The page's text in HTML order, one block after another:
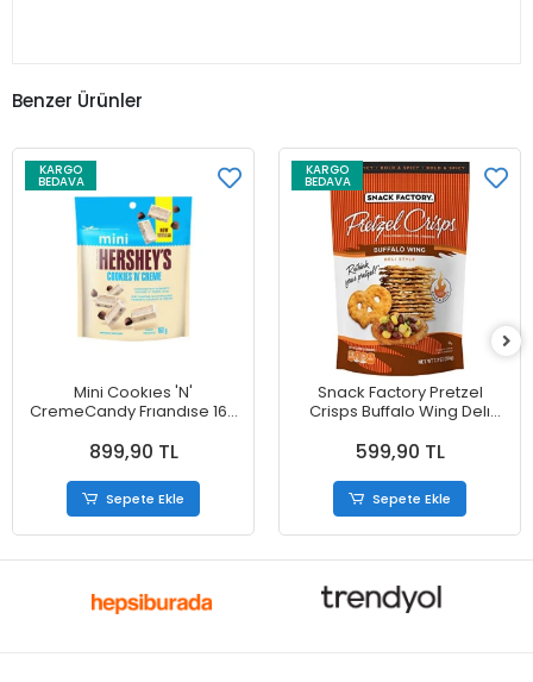
Benzer Ürünler
KARGO
BEDAVA
Mini Cookıes 'N'
CremeCandy Frıandıse 160
899,90 TL
Sepete Ekle
KARGO
BEDAVA
Snack Factory Pretzel
Crisps Buffalo Wing Delı
599,90 TL
Sepete Ekle